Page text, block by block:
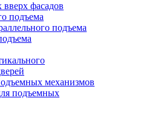
фасадов
подъема
подъема
механизмов
подъемных